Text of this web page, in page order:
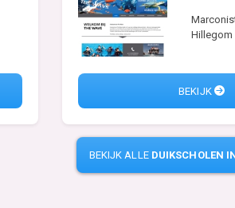
Hillegom
BEKIJK
BEKIJK ALLE DUIKSCHOLEN